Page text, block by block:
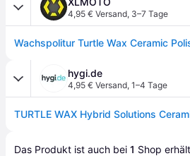
4,95 € Versand, 3–7 Tage
hygi.de
4,95 € Versand, 1–4 Tage
Das Produkt ist auch bei 1 Shop